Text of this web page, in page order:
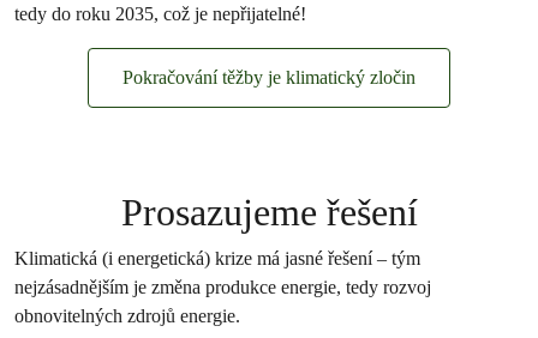
tedy do roku 2035, což je nepřijatelné!
Pokračování těžby je klimatický zločin
Prosazujeme řešení
Klimatická (i energetická) krize má jasné řešení – tým
nejzásadnějším je změna produkce energie, tedy rozvoj
obnovitelných zdrojů energie.